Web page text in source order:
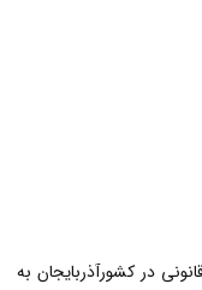
در کشورآذربایجان به